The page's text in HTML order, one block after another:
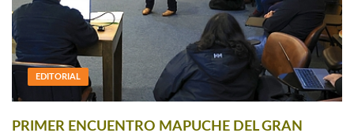
EDITORIAL
PRIMER ENCUENTRO MAPUCHE DEL GRAN